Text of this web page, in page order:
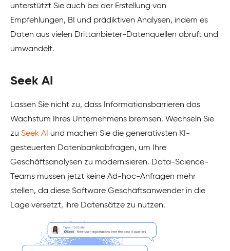
unterstützt Sie auch bei der Erstellung von
Empfehlungen, BI und prädiktiven Analysen, indem es
Daten aus vielen Drittanbieter-Datenquellen abruft und
umwandelt.
Seek AI
Lassen Sie nicht zu, dass Informationsbarrieren das
Wachstum Ihres Unternehmens bremsen. Wechseln Sie
zu Seek AI und machen Sie die generativsten KI-
gesteuerten Datenbankabfragen, um Ihre
Geschäftsanalysen zu modernisieren. Data-Science-
Teams müssen jetzt keine Ad-hoc-Anfragen mehr
stellen, da diese Software Geschäftsanwender in die
Lage versetzt, ihre Datensätze zu nutzen.